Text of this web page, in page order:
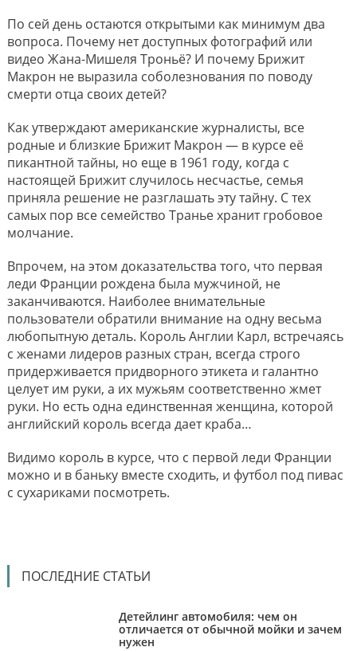
По сей день остаются открытыми как минимум два
вопроса. Почему нет доступных фотографий или
видео Жана-Мишеля Троньё? И почему Брижит
Макрон не выразила соболезнования по поводу
смерти отца своих детей?
Как утверждают американские журналисты, все
родные и близкие Брижит Макрон — в курсе её
пикантной тайны, но еще в 1961 году, когда с
настоящей Брижит случилось несчастье, семья
приняла решение не разглашать эту тайну. С тех
самых пор все семейство Транье хранит гробовое
молчание.
Впрочем, на этом доказательства того, что первая
леди Франции рождена была мужчиной, не
заканчиваются. Наиболее внимательные
пользователи обратили внимание на одну весьма
любопытную деталь. Король Англии Карл, встречаясь
с женами лидеров разных стран, всегда строго
придерживается придворного этикета и галантно
целует им руки, а их мужьям соответственно жмет
руки. Но есть одна единственная женщина, которой
английский король всегда дает краба…
Видимо король в курсе, что с первой леди Франции
можно и в баньку вместе сходить, и футбол под пивас
с сухариками посмотреть.
ПОСЛЕДНИЕ СТАТЬИ
Детейлинг автомобиля: чем он
отличается от обычной мойки и зачем
нужен